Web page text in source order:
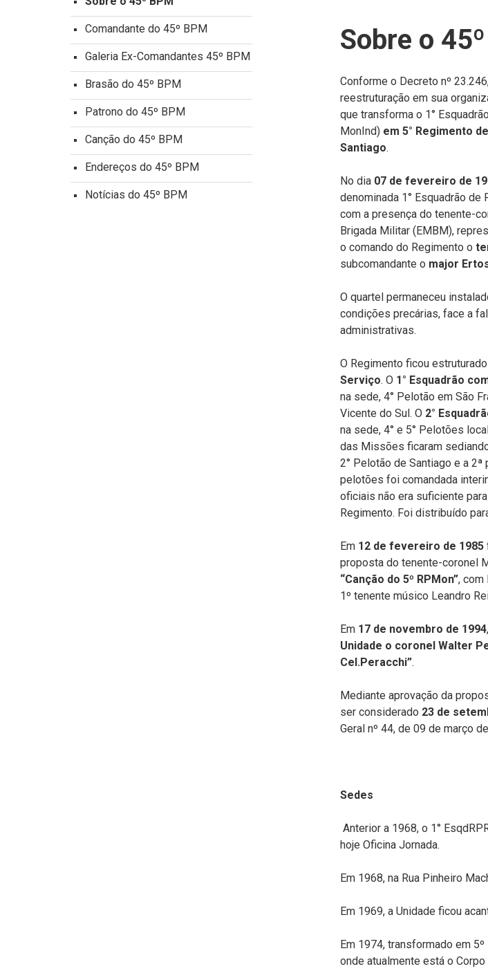
Sobre o
Conforme o Decreto nº
reestruturação em sua
que transforma o 1°
MonInd) em 5° Regimento
Santiago.
No dia 07 de fevereiro de
denominada 1° Esquadrão
com a presença do tenente-
Brigada Militar (EMBM),
o comando do Regimento o
subcomandante o major
O quartel permaneceu
condições precárias, face a
administrativas.
O Regimento ficou
Serviço. O 1° Esquadrão
na sede, 4° Pelotão em São
Vicente do Sul. O 2°
na sede, 4° e 5° Pelotões
das Missões ficaram
2° Pelotão de Santiago e a
pelotões foi comandada
oficiais não era suficiente
Regimento. Foi distribuído
Em 12 de fevereiro de 1985
proposta do tenente-coronel
“Canção do 5º RPMon”, com
1º tenente músico Leandro
Em 17 de novembro de 1994
Unidade o coronel Walter
Cel.Peracchi”.
Mediante aprovação da
ser considerado 23 de
Geral nº 44, de 09 de março
Sedes
Anterior a 1968, o 1°
hoje Oficina Jornada.
Em 1968, na Rua Pinheiro
Em 1969, a Unidade ficou
Em 1974, transformado em
onde atualmente está o
Comandante do 45º BPM
Galeria Ex-Comandantes 45º BPM
Brasão do 45º BPM
Patrono do 45º BPM
Canção do 45º BPM
Endereços do 45º BPM
Notícias do 45º BPM